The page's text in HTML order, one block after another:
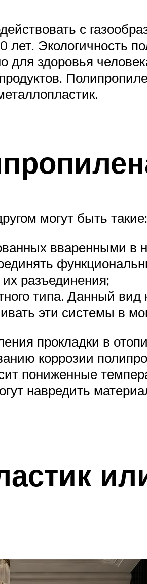
с
Экологичность
для здоровья
могут быть такие:
вваренными в
разъединения;
типа. Данный вид
эти системы в
прокладки в
коррозии
пониженные
навредить